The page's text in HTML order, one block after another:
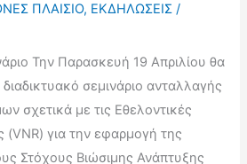
ΠΛΑΙΣΙΟ, ΕΚΔΗΛΩΣΕΙΣ /
Την Παρασκευή 19 Απριλίου θα
σεμινάριο ανταλλαγής
σχετικά με τις Εθελοντικές
(VNR) για την εφαρμογή της
Στόχους Βιώσιμης Ανάπτυξης